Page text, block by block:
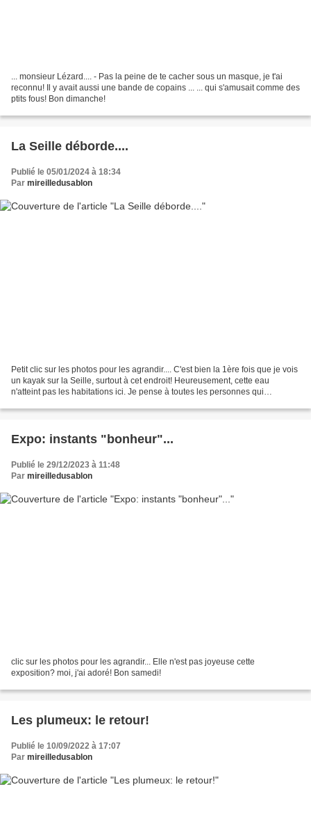
... monsieur Lézard.... - Pas la peine de te cacher sous un masque, je t'ai
reconnu! Il y avait aussi une bande de copains ... ... qui s'amusait comme des
ptits fous! Bon dimanche!
La Seille déborde....
Publié le 05/01/2024 à 18:34
Par mireilledusablon
Petit clic sur les photos pour les agrandir.... C'est bien la 1ère fois que je vois
un kayak sur la Seille, surtout à cet endroit! Heureusement, cette eau
n'atteint pas les habitations ici. Je pense à toutes les personnes qui
Expo: instants "bonheur"...
Publié le 29/12/2023 à 11:48
Par mireilledusablon
clic sur les photos pour les agrandir... Elle n'est pas joyeuse cette
exposition? moi, j'ai adoré! Bon samedi!
Les plumeux: le retour!
Publié le 10/09/2022 à 17:07
Par mireilledusablon